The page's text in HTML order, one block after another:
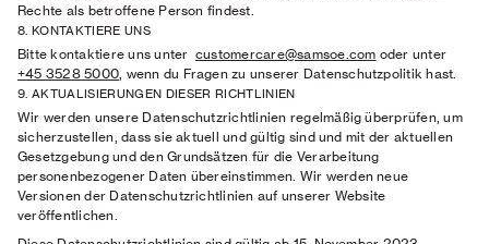
Rechte als betroffene Person findest.
8. KONTAKTIERE UNS
Bitte kontaktiere uns unter customercare@samsoe.com oder unter
+45 3528 5000, wenn du Fragen zu unserer Datenschutzpolitik hast.
9. AKTUALISIERUNGEN DIESER RICHTLINIEN
Wir werden unsere Datenschutzrichtlinien regelmäßig überprüfen, um
sicherzustellen, dass sie aktuell und gültig sind und mit der aktuellen
Gesetzgebung und den Grundsätzen für die Verarbeitung
personenbezogener Daten übereinstimmen. Wir werden neue
Versionen der Datenschutzrichtlinien auf unserer Website
veröffentlichen.